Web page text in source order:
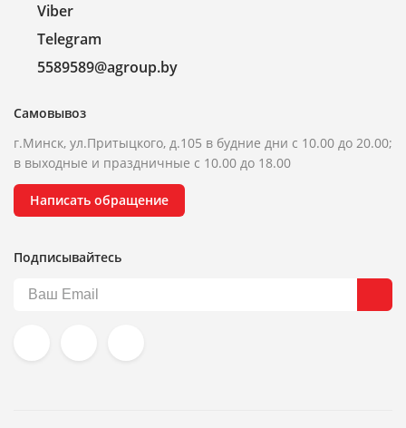
Viber
Telegram
5589589@agroup.by
Самовывоз
г.Минск, ул.Притыцкого, д.105 в будние дни с 10.00 до 20.00;
в выходные и праздничные с 10.00 до 18.00
Написать обращение
Подписывайтесь